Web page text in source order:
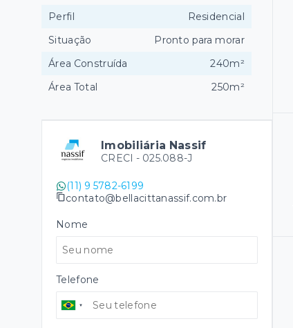
Perfil
Residencial
Situação
Pronto para morar
Área Construída
240m²
Área Total
250m²
Imobiliária Nassif
CRECI - 025.088-J
(11) 9 5782-6199
contato@bellacittanassif.com.br
Nome
Telefone